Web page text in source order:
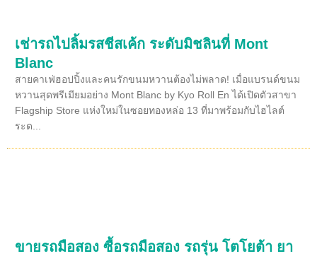
เช่ารถไปลิ้มรสชีสเค้ก ระดับมิชลินที่ Mont
Blanc
สายคาเฟ่ฮอปปิ้งและคนรักขนมหวานต้องไม่พลาด! เมื่อแบรนด์ขนม
หวานสุดพรีเมียมอย่าง Mont Blanc by Kyo Roll En ได้เปิดตัวสาขา
Flagship Store แห่งใหม่ในซอยทองหล่อ 13 ที่มาพร้อมกับไฮไลต์
ระด...
ขายรถมือสอง ซื้อรถมือสอง รถรุ่น โตโยต้า ยา